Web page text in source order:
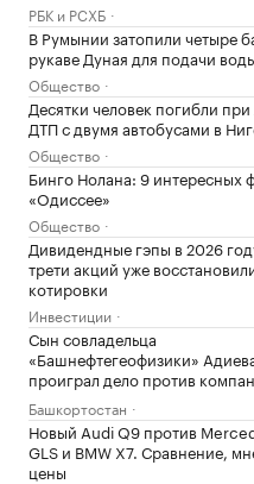
РБК и РСХБ
В Румынии затопили четыре
рукаве Дуная для подачи
Общество
Десятки человек погибли
ДТП с двумя автобусами в
Общество
Бинго Нолана: 9 интересных
«Одиссее»
Общество
Дивидендные гэпы в 2026
трети акций уже
котировки
Инвестиции
Сын совладельца
«Башнефтегеофизики»
проиграл дело против
Башкортостан
Новый Audi Q9 против
GLS и BMW X7. Сравнение,
цены